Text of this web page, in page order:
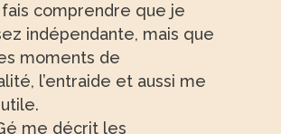
comprendre que je
indépendante, mais que
moments de
l’entraide et aussi me
me décrit les